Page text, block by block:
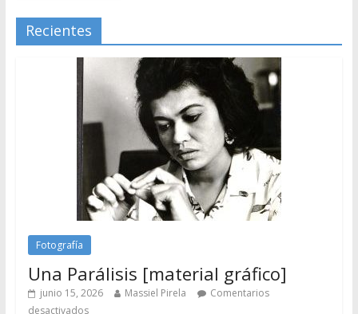
Recientes
Fotografía
Una Parálisis [material gráfico]
junio 15, 2026 Massiel Pirela
Comentarios
desactivados